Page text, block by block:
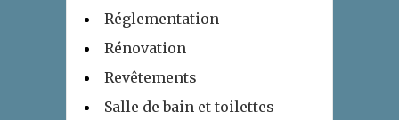
Réglementation
Rénovation
Revêtements
Salle de bain et toilettes